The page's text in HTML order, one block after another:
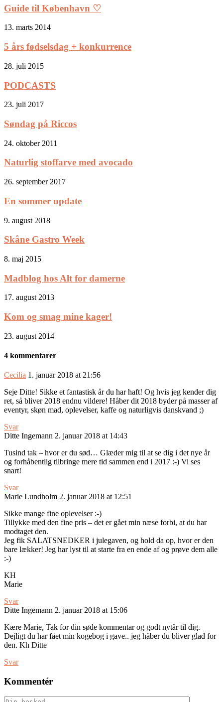
Guide til København ♡
13. marts 2014
5 års fødselsdag + konkurrence
28. juli 2015
PODCASTS
23. juli 2017
Søndag på Riccos
24. oktober 2011
Naturlig stoffarve med avocado
26. september 2017
En sommer update
9. august 2018
Skåne Gastro Week
8. maj 2015
Madblog hos Alt for damerne
17. august 2013
Kom og smag mine kager!
23. august 2014
4 kommentarer
Cecilia 1. januar 2018 at 21:56
Seje Ditte! Sikke et fantastisk år du har haft! Og hvis jeg kender dig
ret, så bliver 2018 endnu vildere! Håber dit 2018 byder på masser af
eventyr, skøn mad, oplevelser, kaffe og naturligvis danskvand ;)
Svar
Ditte Ingemann 2. januar 2018 at 14:43
Tusind tak – hvor er du sød… Glæder mig til at se dig i det nye år
og forhåbentlig tilbringe mere tid sammen end i 2017 :-) Vi ses
snart!
Svar
Marie Lundholm 2. januar 2018 at 12:51
Sikke mange fine oplevelser :-)
Tillykke med den fine pris – det er gået min næse forbi, at du har
modtaget den.
Jeg fik SALATSNEDKER i julegaven, og hold da op, hvor er den
bare lækker! Jeg har lyst til at starte fra en ende af og prøve dem alle
:-)
KH
Marie
Svar
Ditte Ingemann 2. januar 2018 at 15:06
Kære Marie, Tak for din søde kommentar og godt nytår til dig.
Dejligt du har fået min kogebog i gave.. jeg håber du bliver glad for
den. Kh Ditte
Svar
Kommentér